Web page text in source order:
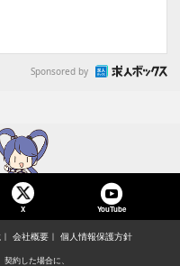
Sponsored by
X YouTube
会社概要 個人情報保護方針
約した場合に、